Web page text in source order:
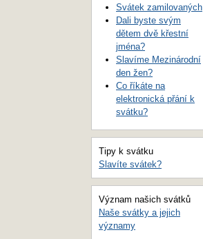
Svátek zamilovaných
Dali byste svým
dětem dvě křestní
jména?
Slavíme Mezinárodní
den žen?
Co říkáte na
elektronická přání k
svátku?
Tipy k svátku
Slavíte svátek?
Význam našich svátků
Naše svátky a jejich
významy